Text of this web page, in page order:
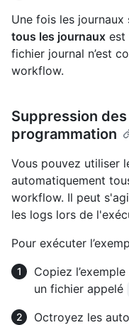
Une fois les
tous les journaux est
fichier journal n’est
workflow.
Suppression
programmation
Vous pouvez utiliser
automatiquement
workflow. Il peut
les logs lors de
Pour exécuter
Copiez
un fichier appelé
Octroyez les